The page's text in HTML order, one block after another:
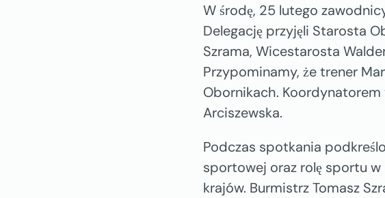
W środę, 25 lutego
Delegację przyjęli Starosta
Szrama, Wicestarosta
Przypominamy, że trener
Obornikach.
Arciszewska.
Podczas spotkania
sportowej oraz rolę sportu w
krajów. Burmistrz Tomasz